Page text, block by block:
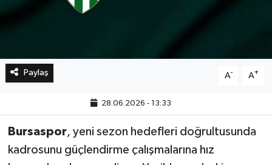
Paylaş A- A+
28.06.2026 - 13:33
Bursaspor, yeni sezon hedefleri doğrultusunda
kadrosunu güçlendirme çalışmalarına hız